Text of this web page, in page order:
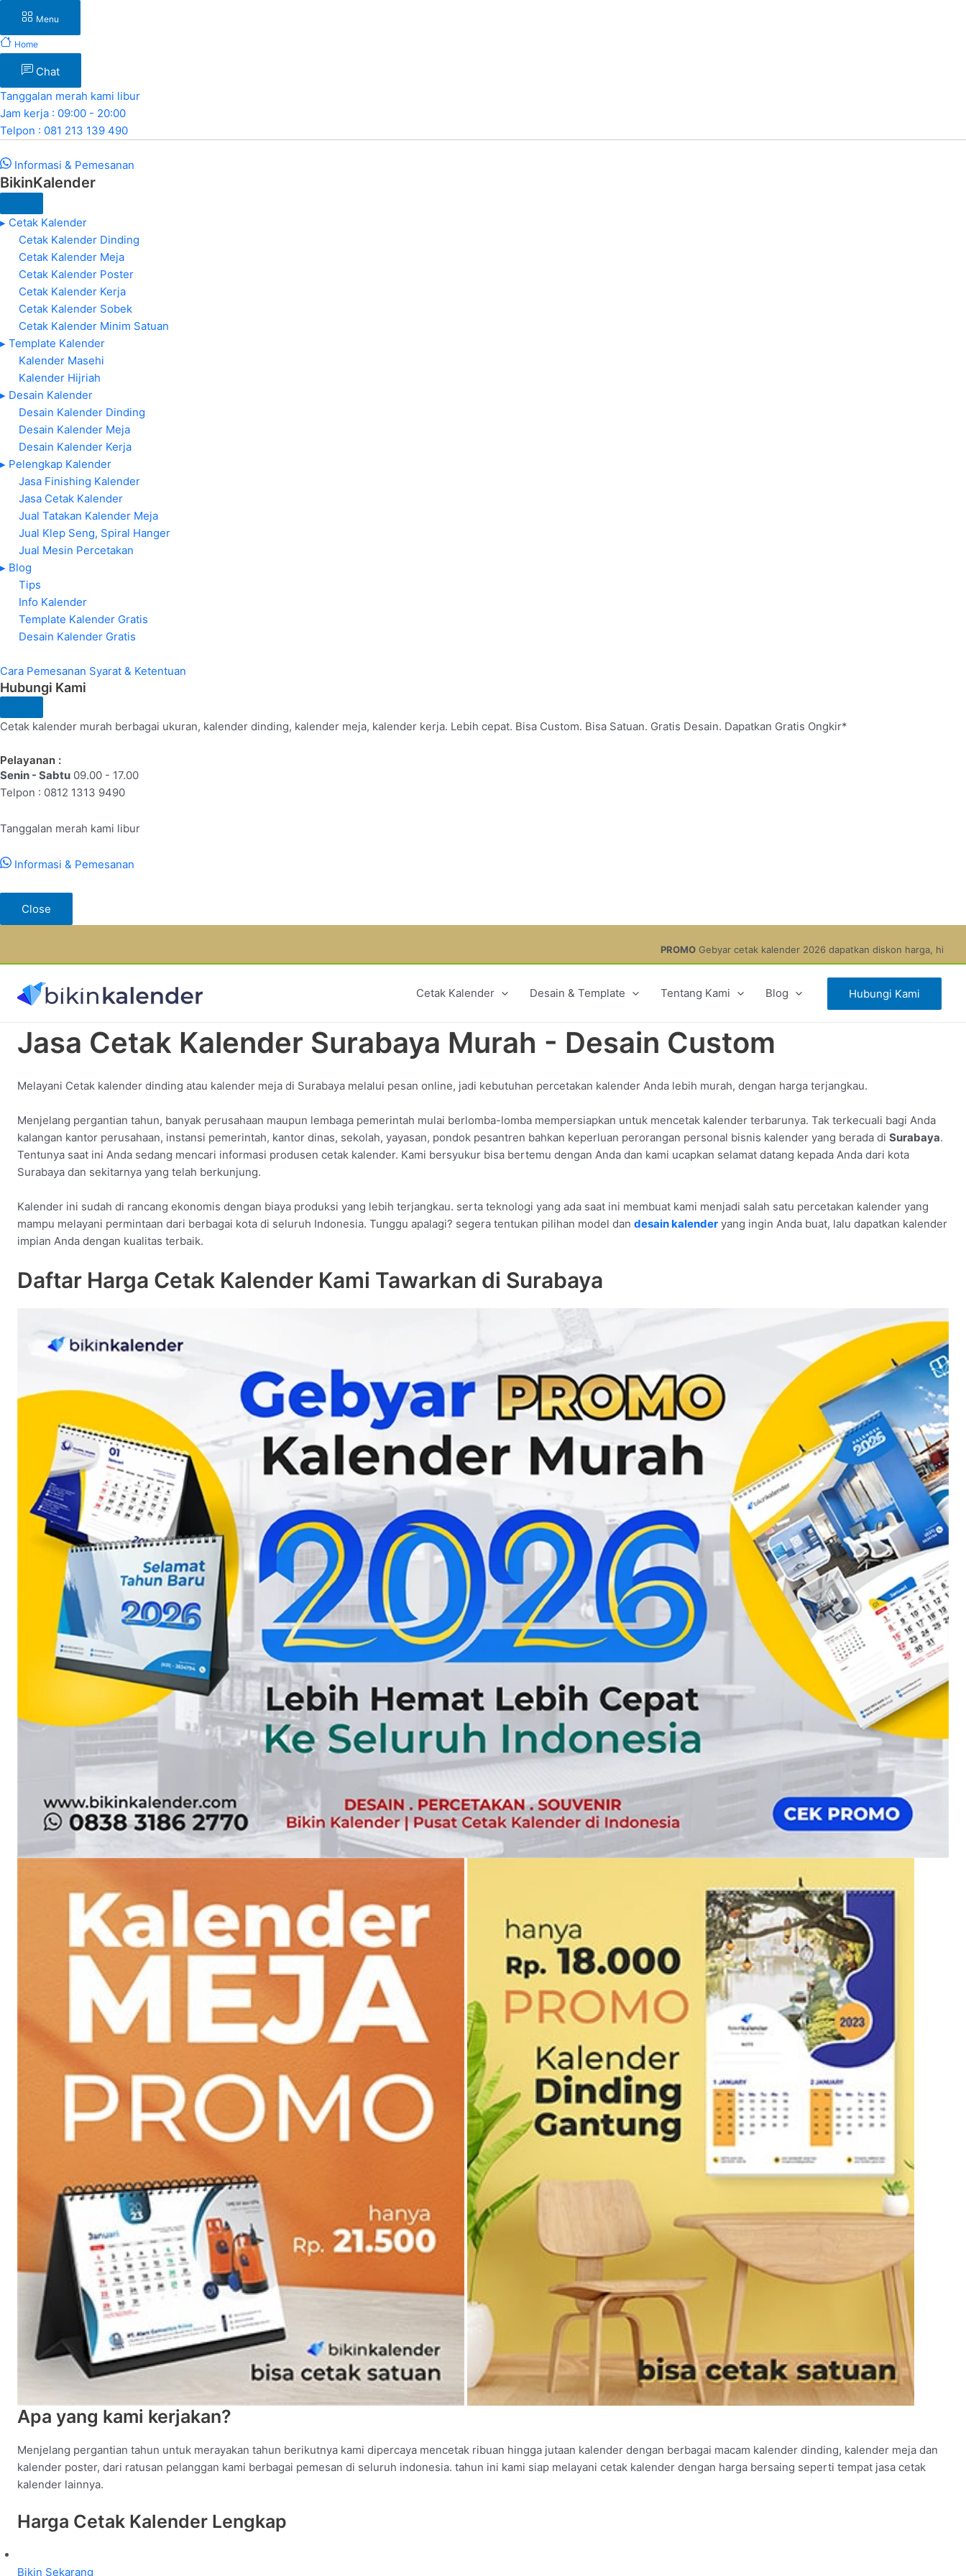
Menu
Home
Chat
Tanggalan merah kami libur
Jam kerja : 09:00 - 20:00
Telpon : 081 213 139 490
Informasi & Pemesanan
BikinKalender
▸ Cetak Kalender
Cetak Kalender Dinding
Cetak Kalender Meja
Cetak Kalender Poster
Cetak Kalender Kerja
Cetak Kalender Sobek
Cetak Kalender Minim Satuan
▸ Template Kalender
Kalender Masehi
Kalender Hijriah
▸ Desain Kalender
Desain Kalender Dinding
Desain Kalender Meja
Desain Kalender Kerja
▸ Pelengkap Kalender
Jasa Finishing Kalender
Jasa Cetak Kalender
Jual Tatakan Kalender Meja
Jual Klep Seng, Spiral Hanger
Jual Mesin Percetakan
▸ Blog
Tips
Info Kalender
Template Kalender Gratis
Desain Kalender Gratis
Cara Pemesanan Syarat & Ketentuan
Hubungi Kami
Cetak kalender murah berbagai ukuran, kalender dinding, kalender meja, kalender kerja. Lebih cepat. Bisa Custom. Bisa Satuan. Gratis Desain. Dapatkan Gratis Ongkir*
Pelayanan :
Senin - Sabtu 09.00 - 17.00
Telpon : 0812 1313 9490
Tanggalan merah kami libur
Informasi & Pemesanan
Close
konten
Gebyar cetak kalender 2026 dapatkan diskon harga, hingga 11,9%.Pesan
Cetak Kalender Desain & Template Tentang Kami Blog Hubungi Kami
Jasa Cetak Kalender Surabaya Murah - Desain Custom
Melayani Cetak kalender dinding atau kalender meja di Surabaya melalui pesan online, jadi kebutuhan percetakan kalender Anda lebih murah, dengan harga terjangkau.
Menjelang pergantian tahun, banyak perusahaan maupun lembaga pemerintah mulai berlomba-lomba mempersiapkan untuk mencetak kalender terbarunya. Tak terkecuali bagi Anda
kalangan kantor perusahaan, instansi pemerintah, kantor dinas, sekolah, yayasan, pondok pesantren bahkan keperluan perorangan personal bisnis kalender yang berada di Surabaya.
Tentunya saat ini Anda sedang mencari informasi produsen cetak kalender. Kami bersyukur bisa bertemu dengan Anda dan kami ucapkan selamat datang kepada Anda dari kota
Surabaya dan sekitarnya yang telah berkunjung.
Kalender ini sudah di rancang ekonomis dengan biaya produksi yang lebih terjangkau. serta teknologi yang ada saat ini membuat kami menjadi salah satu percetakan kalender yang
mampu melayani permintaan dari berbagai kota di seluruh Indonesia. Tunggu apalagi? segera tentukan pilihan model dan desain kalender yang ingin Anda buat, lalu dapatkan kalender
impian Anda dengan kualitas terbaik.
Daftar Harga Cetak Kalender Kami Tawarkan di Surabaya
Apa yang kami kerjakan?
Menjelang pergantian tahun untuk merayakan tahun berikutnya kami dipercaya mencetak ribuan hingga jutaan kalender dengan berbagai macam kalender dinding, kalender meja dan
kalender poster, dari ratusan pelanggan kami berbagai pemesan di seluruh indonesia. tahun ini kami siap melayani cetak kalender dengan harga bersaing seperti tempat jasa cetak
kalender lainnya.
Harga Cetak Kalender Lengkap
Bikin Sekarang